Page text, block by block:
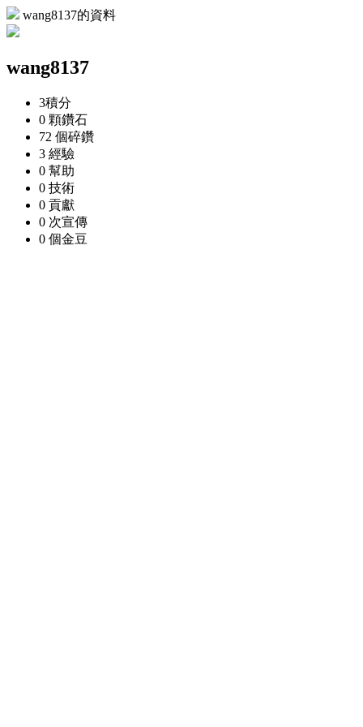
wang8137的資料
wang8137
3積分
0 顆鑽石
72 個碎鑽
3 經驗
0 幫助
0 技術
0 貢獻
0 次宣傳
0 個金豆